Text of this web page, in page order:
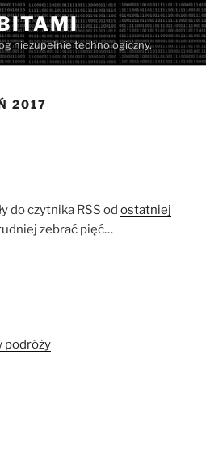
niezupełnie technologiczny.
2017
do czytnika RSS od ostatniej
zebrać pięć…
podróży